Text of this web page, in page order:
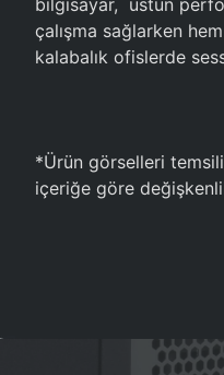
bilgisayar, üstün
çalışma sağlarken
kalabalık ofislerde
*Ürün görselleri
içeriğe göre